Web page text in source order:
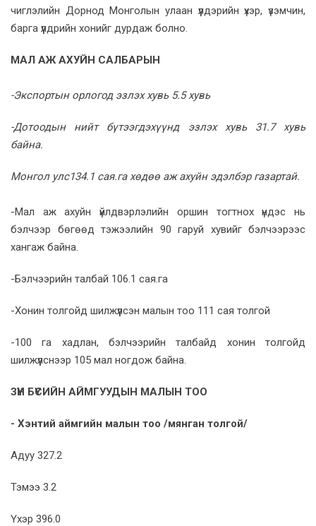
чиглэлийн Дорнод Монголын улаан үүлдэрийн үхэр, үзэмчин,
барга үүлдрийн хонийг дурдаж болно.
МАЛ АЖ АХУЙН САЛБАРЫН
-Экспортын орлогод эзлэх хувь 5.5 хувь
-Дотоодын нийт бүтээгдэхүүнд эзлэх хувь 31.7 хувь
байна.
Монгол улс134.1 сая.га хөдөө аж ахуйн эдэлбэр газартай.
-Мал аж ахуйн үйлдвэрлэлийн оршин тогтнох үндэс нь
бэлчээр бөгөөд тэжээлийн 90 гаруй хувийг бэлчээрээс
хангаж байна.
-Бэлчээрийн талбай 106.1 сая.га
-Хонин толгойд шилжүүлсэн малын тоо 111 сая толгой
-100 га хадлан, бэлчээрийн талбайд хонин толгойд
шилжүүлснээр 105 мал ногдож байна.
ЗҮҮН БҮСИЙН АЙМГУУДЫН МАЛЫН ТОО
- Хэнтий аймгийн малын тоо /мянган толгой/
Адуу 327.2
Тэмээ 3.2
Үхэр 396.0